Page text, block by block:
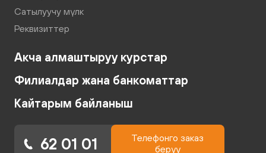
Сатылуучу мүлк
Реквизиттер
Акча алмаштыруу курстар
Филиалдар жана банкоматтар
Кайтарым байланыш
62 01 01
Телефонго заказ
берүү